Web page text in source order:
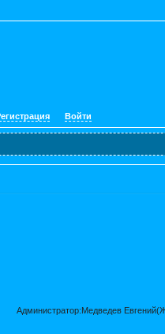
Войти
Администратор:Медведев